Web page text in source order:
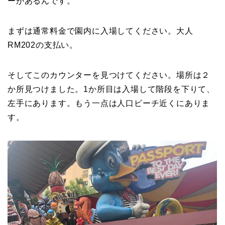
まずは通常料金で園内に入場してください。大人
RM202の支払い。
そしてこのカウンターを見つけてください。場所は２
か所見つけました。1か所目は入場して階段を下りて、
左手にあります。もう一点は人口ビーチ近くにありま
す。